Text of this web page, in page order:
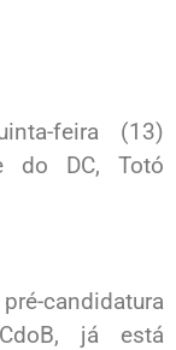
feira (13)
do DC, Totó
candidatura
já está